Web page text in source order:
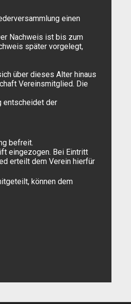
einen
Nachweis ist bis zum
später vorgelegt,
über dieses Alter hinaus
Vereinsmitglied. Die
entscheidet der
befreit.
eingezogen. Bei Eintritt
erteilt dem Verein hierfür
können dem